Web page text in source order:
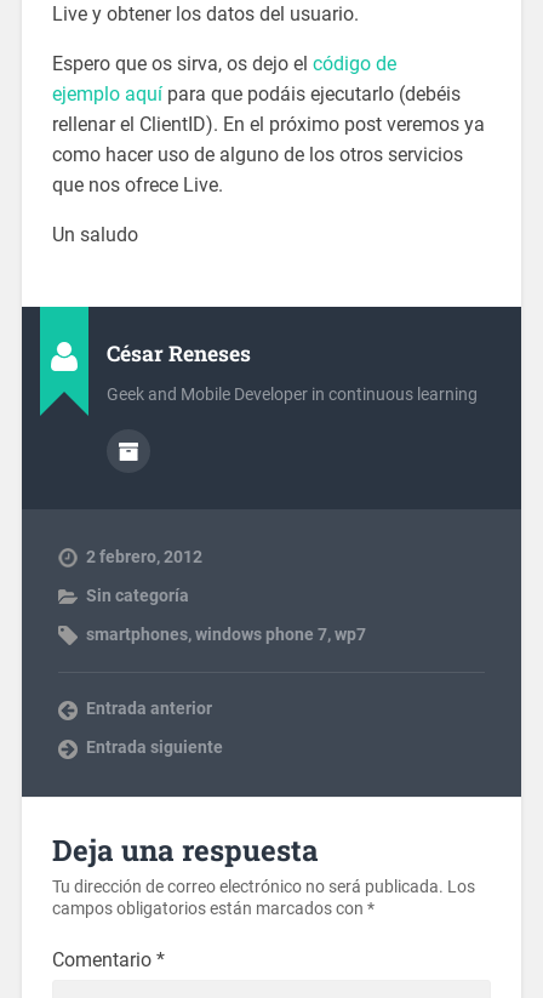
Live y obtener los datos del usuario.
Espero que os sirva, os dejo el código de
ejemplo aquí para que podáis ejecutarlo (debéis
rellenar el ClientID). En el próximo post veremos ya
como hacer uso de alguno de los otros servicios
que nos ofrece Live.
Un saludo
César Reneses
Geek and Mobile Developer in continuous learning
2 febrero, 2012
Sin categoría
smartphones,windows phone 7,wp7
Entrada anterior
Entrada siguiente
Deja una respuesta
Tu dirección de correo electrónico no será publicada. Los
campos obligatorios están marcados con *
Comentario *